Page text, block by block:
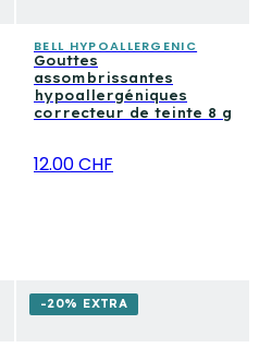
BELL HYPOALLERGENIC
Gouttes
assombrissantes
hypoallergéniques
correcteur de teinte 8 g
12.00 CHF
-20% EXTRA